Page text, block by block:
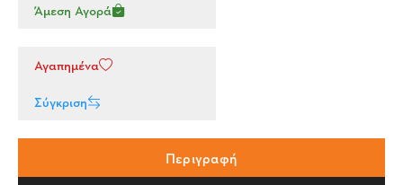
Άμεση Αγορά
Αγαπημένα
Σύγκριση
Περιγραφή